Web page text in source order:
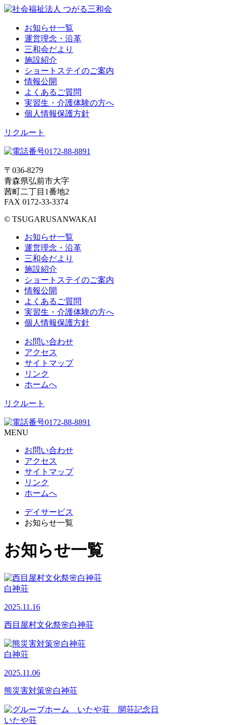
お知らせ一覧
運営理念・沿革
三和会だより
施設紹介
ショートステイのご案内
情報公開
よくあるご質問
実習生・介護体験の方へ
個人情報保護方針
リクルート
〒036-8279
青森県弘前市大字
茜町二丁目1番地2
FAX 0172-33-3374
© TSUGARUSANWAKAI
お知らせ一覧
運営理念・沿革
三和会だより
施設紹介
ショートステイのご案内
情報公開
よくあるご質問
実習生・介護体験の方へ
個人情報保護方針
お問い合わせ
アクセス
サイトマップ
リンク
ホームへ
リクルート
MENU
お問い合わせ
アクセス
サイトマップ
リンク
ホームへ
デイサービス
お知らせ一覧
お知らせ一覧
白神荘
2025.11.16
西目屋村文化祭🌸白神荘
白神荘
2025.11.06
熊災害対策🌸白神荘
いたや荘